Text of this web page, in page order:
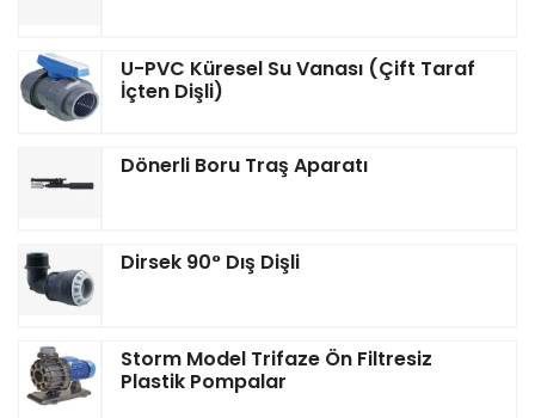
U-PVC Küresel Su Vanası (Çift Taraf
İçten Dişli)
Dönerli Boru Traş Aparatı
Dirsek 90° Dış Dişli
Storm Model Trifaze Ön Filtresiz
Plastik Pompalar